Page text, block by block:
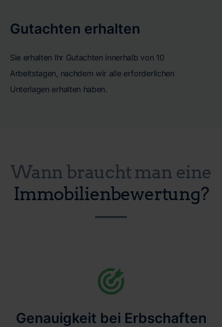
Gutachten erhalten
Sie erhalten Ihr Gutachten innerhalb von 10
Arbeitstagen, nachdem wir alle erforderlichen
Unterlagen erhalten haben.
Wann braucht man eine
Immobilienbewertung?
Genauigkeit bei Erbschaften